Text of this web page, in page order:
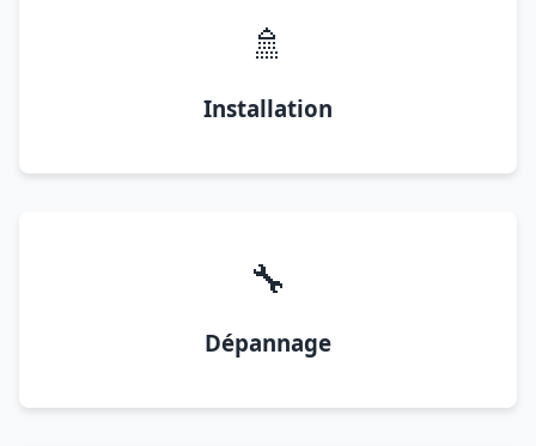
🚿
Installation
🔧
Dépannage